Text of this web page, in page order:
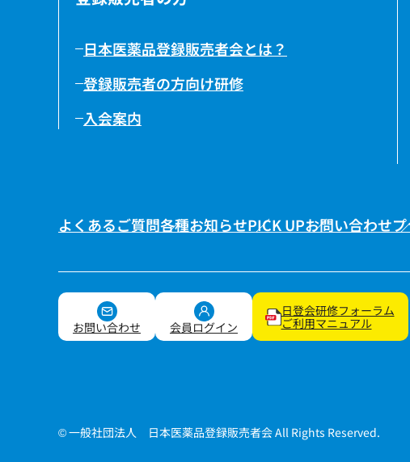
日本医薬品登録販売者会とは？
登録販売者の方向け研修
入会案内
よくあるご質問各種お知らせPICK UPお問い合わせ
お問い合わせ 会員ログイン
日登会研修フォーラム
ご利用マニュアル
© 一般社団法人 日本医薬品登録販売者会All Rights Reserved.